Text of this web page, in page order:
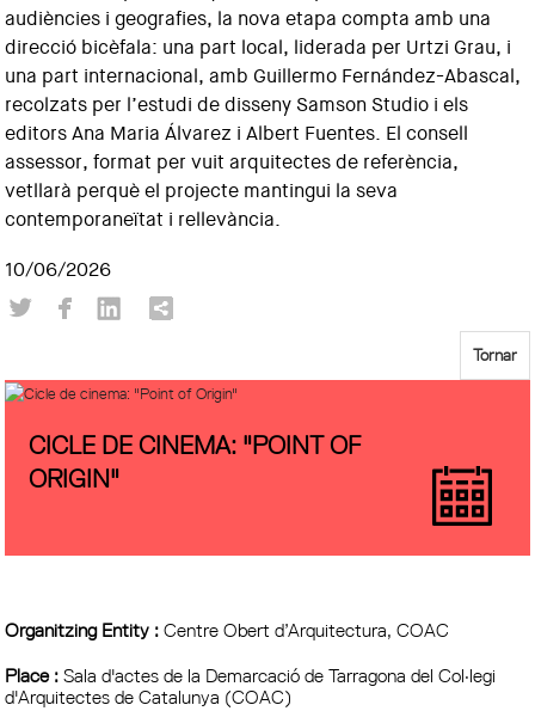
audiències i geografies, la nova etapa compta amb una
direcció bicèfala: una part local, liderada per Urtzi Grau, i
una part internacional, amb Guillermo Fernández-Abascal,
recolzats per l’estudi de disseny Samson Studio i els
editors Ana Maria Álvarez i Albert Fuentes. El consell
assessor, format per vuit arquitectes de referència,
vetllarà perquè el projecte mantingui la seva
contemporaneïtat i rellevància.
10/06/2026
Tornar
CICLE DE CINEMA: "POINT OF
ORIGIN"
Organitzing Entity :Centre Obert d’Arquitectura, COAC
Place :Sala d'actes de la Demarcació de Tarragona del Col·legi
d'Arquitectes de Catalunya (COAC)